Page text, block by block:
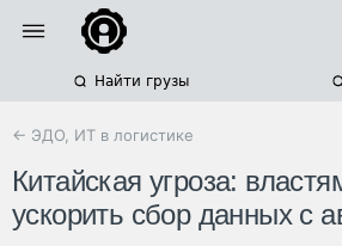
Найти грузы
← ЭДО, ИТ в логистике
Китайская угроза:
ускорить сбор данных с